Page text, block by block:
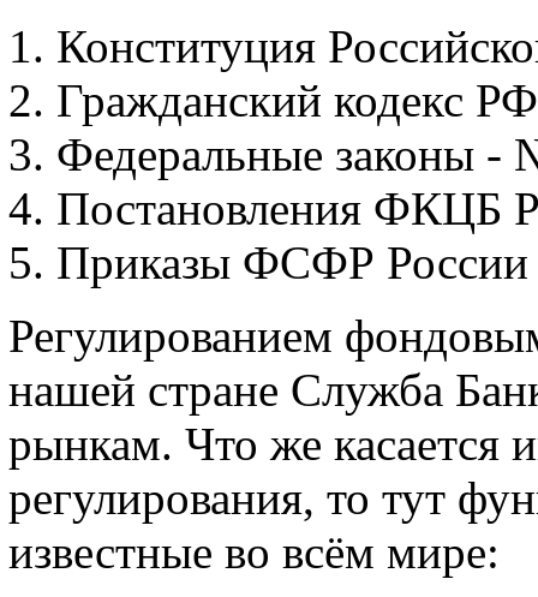
Конституция
Гражданский кодекс
Федеральные законы -
Постановления ФКЦБ
Приказы ФСФР
Регулированием
нашей стране Служба
рынкам. Что же касается
регулирования, то тут
известные во всём мире: